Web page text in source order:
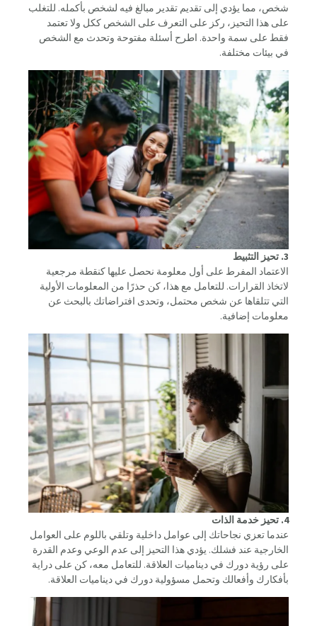
شخص، مما يؤدي إلى تقديم تقدير مبالغ فيه لشخص بأكمله. للتغلب
على هذا التحيز، ركز على التعرف على الشخص ككل ولا تعتمد
فقط على سمة واحدة. اطرح أسئلة مفتوحة وتحدث مع الشخص
في بيئات مختلفة.
3. تحيز التثبيط
الاعتماد المفرط على أول معلومة نحصل عليها كنقطة مرجعية
لاتخاذ القرارات. للتعامل مع هذا، كن حذرًا من المعلومات الأولية
التي تتلقاها عن شخص محتمل، وتحدى افتراضاتك بالبحث عن
معلومات إضافية.
4. تحيز خدمة الذات
عندما تعزي نجاحاتك إلى عوامل داخلية وتلقي باللوم على العوامل
الخارجية عند فشلك. يؤدي هذا التحيز إلى عدم الوعي وعدم القدرة
على رؤية دورك في ديناميات العلاقة. للتعامل معه، كن على دراية
بأفكارك وأفعالك وتحمل مسؤولية دورك في ديناميات العلاقة.